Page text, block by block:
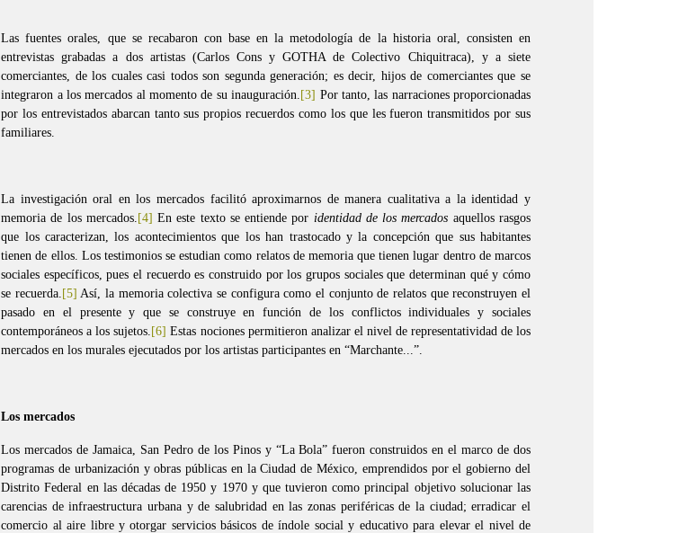
Las fuentes orales, que se recabaron con base en la metodología de la historia oral, consisten en
entrevistas grabadas a dos artistas (Carlos Cons y GOTHA de Colectivo Chiquitraca), y a siete
comerciantes, de los cuales casi todos son segunda generación; es decir, hijos de comerciantes que se
integraron a los mercados al momento de su inauguración. [3] Por tanto, las narraciones proporcionadas
por los entrevistados abarcan tanto sus propios recuerdos como los que les fueron transmitidos por sus
familiares.
La investigación oral en los mercados facilitó aproximarnos de manera cualitativa a la identidad y
memoria de los mercados. [4] En este texto se entiende por identidad de los mercados aquellos rasgos
que los caracterizan, los acontecimientos que los han trastocado y la concepción que sus habitantes
tienen de ellos. Los testimonios se estudian como relatos de memoria que tienen lugar dentro de marcos
sociales específicos, pues el recuerdo es construido por los grupos sociales que determinan qué y cómo
se recuerda. [5] Así, la memoria colectiva se configura como el conjunto de relatos que reconstruyen el
pasado en el presente y que se construye en función de los conflictos individuales y sociales
contemporáneos a los sujetos. [6] Estas nociones permitieron analizar el nivel de representatividad de los
mercados en los murales ejecutados por los artistas participantes en“Marchante...”.
Los mercados
Los mercados de Jamaica, San Pedro de los Pinos y “La Bola” fueron construidos en el marco de dos
programas de urbanización y obras públicas en la Ciudad de México, emprendidos por el gobierno del
Distrito Federal en las décadas de 1950 y 1970 y que tuvieron como principal objetivo solucionar las
carencias de infraestructura urbana y de salubridad en las zonas periféricas de la ciudad; erradicar el
comercio al aire libre y otorgar servicios básicos de índole social y educativo para elevar el nivel de